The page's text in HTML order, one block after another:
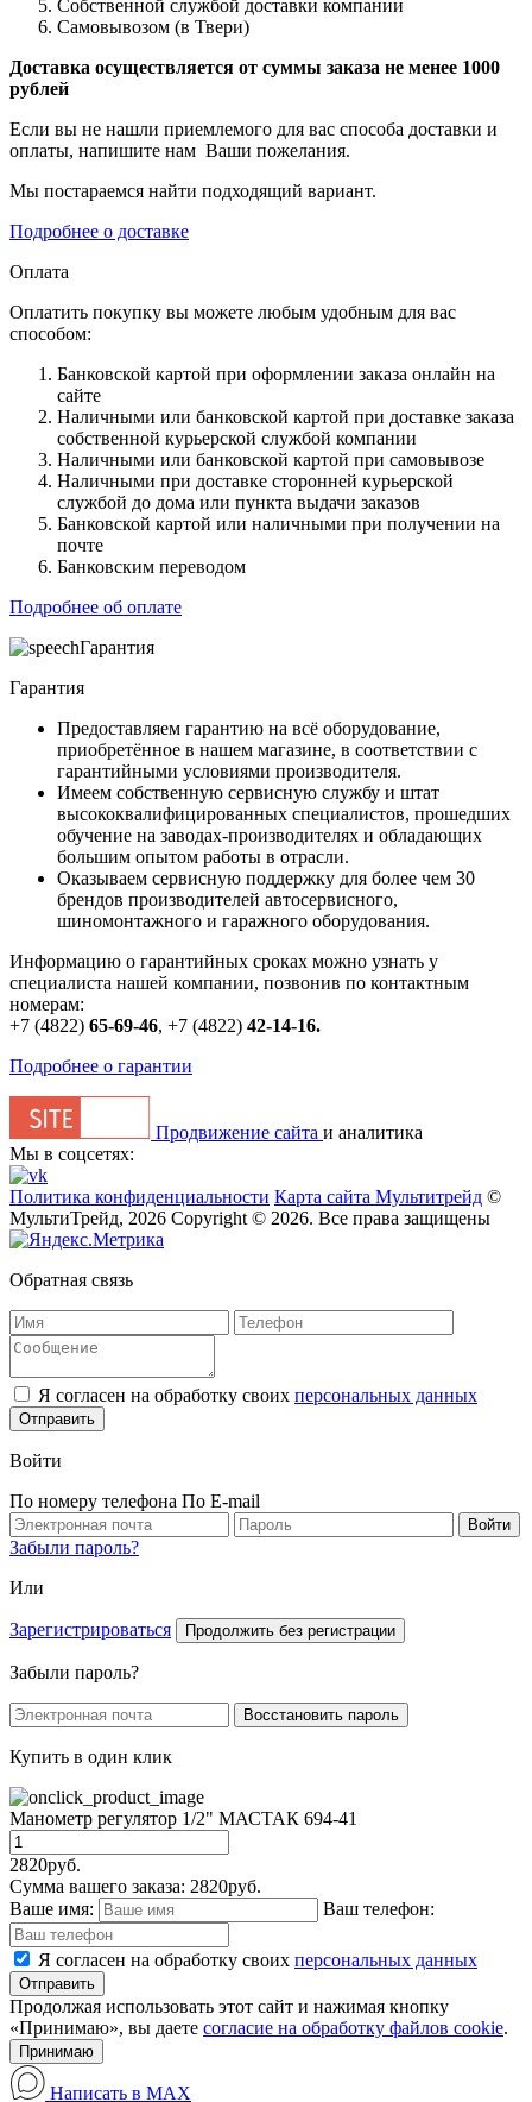
Собственной службой доставки компании
Самовывозом (в Твери)
Доставка осуществляется от суммы заказа не менее 1000
рублей
Если вы не нашли приемлемого для вас способа доставки и
оплаты, напишите нам Ваши пожелания.
Мы постараемся найти подходящий вариант.
Подробнее о доставке
Оплата
Оплатить покупку вы можете любым удобным для вас
способом:
Банковской картой при оформлении заказа онлайн на
сайте
Наличными или банковской картой при доставке заказа
собственной курьерской службой компании
Наличными или банковской картой при самовывозе
Наличными при доставке сторонней курьерской
службой до дома или пункта выдачи заказов
Банковской картой или наличными при получении на
почте
Банковским переводом
Подробнее об оплате
Гарантия
Гарантия
Предоставляем гарантию на всё оборудование,
приобретённое в нашем магазине, в соответствии с
гарантийными условиями производителя.
Имеем собственную сервисную службу и штат
высококвалифицированных специалистов, прошедших
обучение на заводах-производителях и обладающих
большим опытом работы в отрасли.
Оказываем сервисную поддержку для более чем 30
брендов производителей автосервисного,
шиномонтажного и гаражного оборудования.
Информацию о гарантийных сроках можно узнать у
специалиста нашей компании, позвонив по контактным
номерам:
+7 (4822) 65-69-46, +7 (4822) 42-14-16.
Подробнее о гарантии
Продвижение сайта и аналитика
Мы в соцсетях:
Политика конфиденциальности Карта сайта Мультитрейд ©
МультиТрейд, 2026 Copyright © 2026. Все права защищены
Обратная связь
Я согласен на обработку своих персональных данных
Отправить
Войти
По номеру телефона По E-mail
Забыли пароль?
Или
Зарегистрироваться Продолжить без регистрации
Забыли пароль?
Купить в один клик
Манометр регулятор 1/2" МАСТАК 694-41
2820руб.
Сумма вашего заказа: 2820руб.
Ваше имя:
Ваш телефон:
Я согласен на обработку своих персональных данных
Отправить
Продолжая использовать этот сайт и нажимая кнопку
«Принимаю», вы даете согласие на обработку файлов cookie.
Принимаю
Написать в MAX